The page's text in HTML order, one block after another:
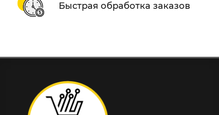
Быстрая обработка заказов